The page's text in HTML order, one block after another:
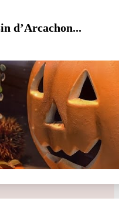
d’Arcachon...